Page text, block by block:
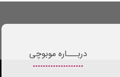
دربـــاره موبوچی